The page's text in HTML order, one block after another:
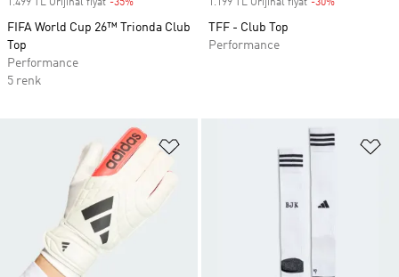
1.499 TL Orijinal fiyat -35%
FIFA World Cup 26™ Trionda Club
Top
Performance
5 renk
1.199 TL Orijinal fiyat -30%
TFF - Club Top
Performance
Favori Listesine Ekle